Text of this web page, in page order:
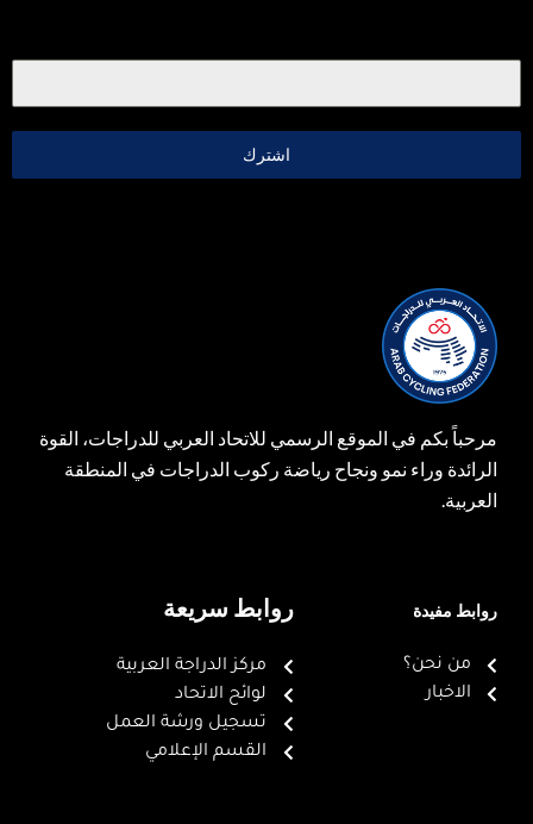
اشترك
مرحباً بكم في الموقع الرسمي للاتحاد العربي للدراجات، القوة
الرائدة وراء نمو ونجاح رياضة ركوب الدراجات في المنطقة
العربية.
روابط مفيدة
من نحن؟
الاخبار
روابط سريعة
مركز الدراجة العربية
لوائح الاتحاد
تسجيل ورشة العمل
القسم الإعلامي